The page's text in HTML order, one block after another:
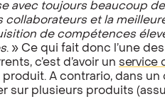
avec toujours beaucoup
collaborateurs et la
de compétences
. » Ce qui fait donc l’une
c’est d’avoir un service
A contrario, dans un
sur plusieurs produits